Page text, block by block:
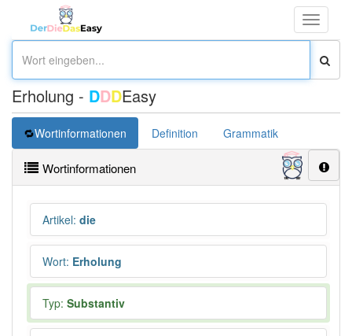
Toggle
Erholung - DDDEasy
Wortinformationen Definition Grammatik
Wortinformationen
Artikel: die
Wort: Erholung
Typ: Substantiv